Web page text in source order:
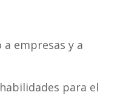
empresas y a
para el